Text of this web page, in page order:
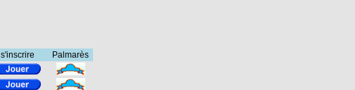
s'inscrire
Palmarès